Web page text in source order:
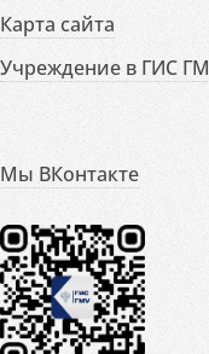
Карта сайта
Учреждение в ГИС
Мы ВКонтакте